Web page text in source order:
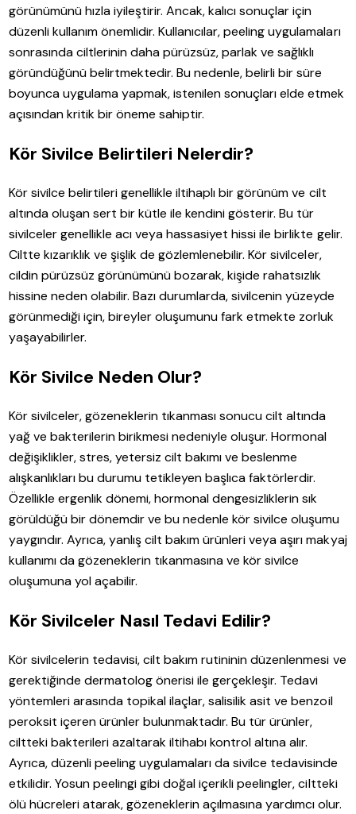
görünümünü hızla iyileştirir. Ancak, kalıcı sonuçlar için
düzenli kullanım önemlidir. Kullanıcılar, peeling uygulamaları
sonrasında ciltlerinin daha pürüzsüz, parlak ve sağlıklı
göründüğünü belirtmektedir. Bu nedenle, belirli bir süre
boyunca uygulama yapmak, istenilen sonuçları elde etmek
açısından kritik bir öneme sahiptir.
Kör Sivilce Belirtileri Nelerdir?
Kör sivilce belirtileri genellikle iltihaplı bir görünüm ve cilt
altında oluşan sert bir kütle ile kendini gösterir. Bu tür
sivilceler genellikle acı veya hassasiyet hissi ile birlikte gelir.
Ciltte kızarıklık ve şişlik de gözlemlenebilir. Kör sivilceler,
cildin pürüzsüz görünümünü bozarak, kişide rahatsızlık
hissine neden olabilir. Bazı durumlarda, sivilcenin yüzeyde
görünmediği için, bireyler oluşumunu fark etmekte zorluk
yaşayabilirler.
Kör Sivilce Neden Olur?
Kör sivilceler, gözeneklerin tıkanması sonucu cilt altında
yağ ve bakterilerin birikmesi nedeniyle oluşur. Hormonal
değişiklikler, stres, yetersiz cilt bakımı ve beslenme
alışkanlıkları bu durumu tetikleyen başlıca faktörlerdir.
Özellikle ergenlik dönemi, hormonal dengesizliklerin sık
görüldüğü bir dönemdir ve bu nedenle kör sivilce oluşumu
yaygındır. Ayrıca, yanlış cilt bakım ürünleri veya aşırı makyaj
kullanımı da gözeneklerin tıkanmasına ve kör sivilce
oluşumuna yol açabilir.
Kör Sivilceler Nasıl Tedavi Edilir?
Kör sivilcelerin tedavisi, cilt bakım rutininin düzenlenmesi ve
gerektiğinde dermatolog önerisi ile gerçekleşir. Tedavi
yöntemleri arasında topikal ilaçlar, salisilik asit ve benzoil
peroksit içeren ürünler bulunmaktadır. Bu tür ürünler,
ciltteki bakterileri azaltarak iltihabı kontrol altına alır.
Ayrıca, düzenli peeling uygulamaları da sivilce tedavisinde
etkilidir. Yosun peelingi gibi doğal içerikli peelingler, ciltteki
ölü hücreleri atarak, gözeneklerin açılmasına yardımcı olur.